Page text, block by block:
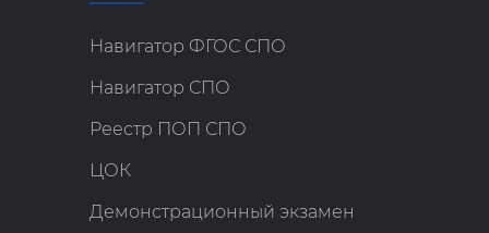
Навигатор ФГОС СПО
Навигатор СПО
Реестр ПОП СПО
ЦОК
Демонстрационный экзамен